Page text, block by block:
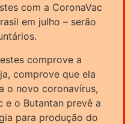
com a CoronaVac
em julho – serão
comprove a
comprove que ela
o novo coronavírus,
e o Butantan prevê a
para produção do